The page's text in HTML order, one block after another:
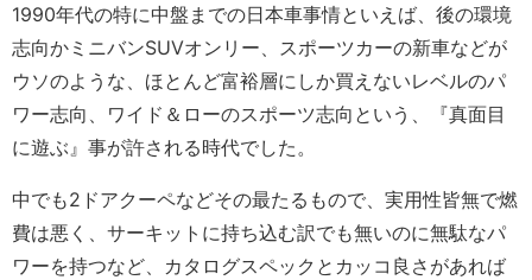
1990年代の特に中盤までの日本車事情といえば、後の環境
志向かミニバンSUVオンリー、スポーツカーの新車などが
ウソのような、ほとんど富裕層にしか買えないレベルのパ
ワー志向、ワイド＆ローのスポーツ志向という、『真面目
に遊ぶ』事が許される時代でした。
中でも2ドアクーペなどその最たるもので、実用性皆無で燃
費は悪く、サーキットに持ち込む訳でも無いのに無駄なパ
ワーを持つなど、カタログスペックとカッコ良さがあれば